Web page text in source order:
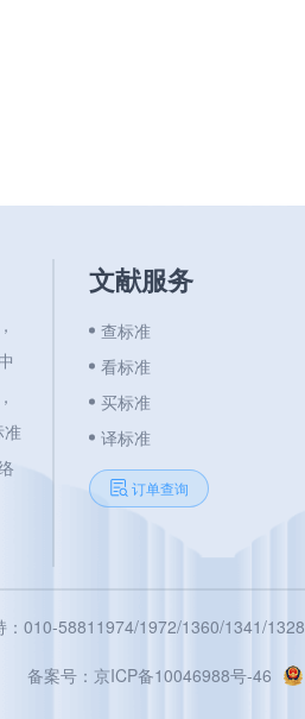
准
文献服务
查标准
看标准
买标准
译标准
订单查询
：010-58811974/1972/1360/1341/1328
备案号： 京ICP备10046988号-46